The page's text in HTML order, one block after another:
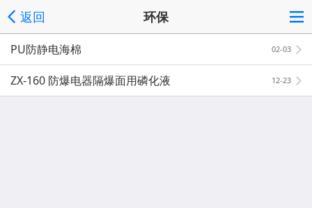
返回 环保
02-03
PU防静电海棉
12-23
ZX-160 防爆电器隔爆面用磷化液